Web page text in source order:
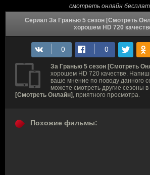
смотреть онлайн
Сериал За Гранью 5 сезон [Смотреть
хорошем HD 720
За Гранью 5 сезон [Смотреть
хорошем HD 720 качестве.
ваше мнение по поводу данного
можете смотреть другие сезоны в
[Смотреть Онлайн] , приятного просмотра.
Похожие фильмы: